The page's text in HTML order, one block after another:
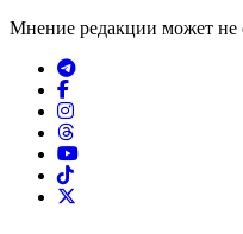
Мнение редакции может не